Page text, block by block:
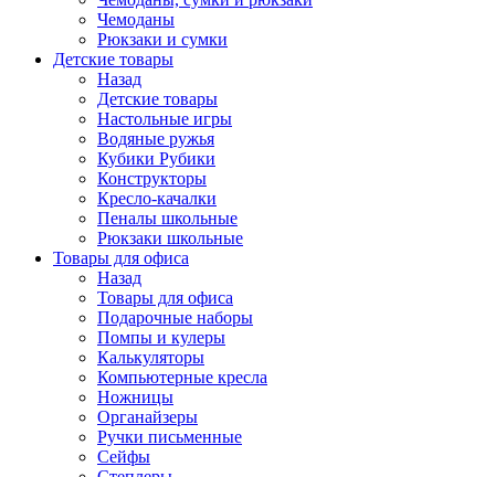
Чемоданы
Рюкзаки и сумки
Детские товары
Назад
Детские товары
Настольные игры
Водяные ружья
Кубики Рубики
Конструкторы
Кресло-качалки
Пеналы школьные
Рюкзаки школьные
Товары для офиса
Назад
Товары для офиса
Подарочные наборы
Помпы и кулеры
Калькуляторы
Компьютерные кресла
Ножницы
Органайзеры
Ручки письменные
Сейфы